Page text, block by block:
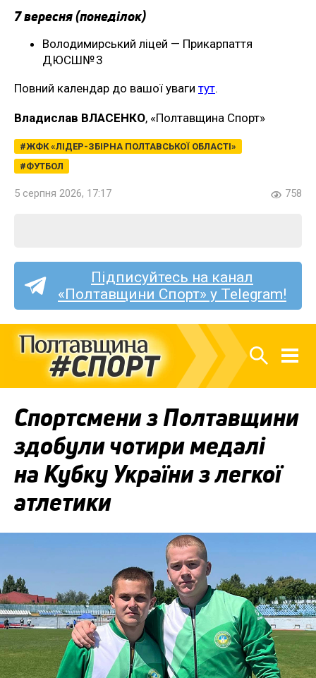
7 вересня (понеділок)
Володимирський ліцей — Прикарпаття
ДЮСШ№ 3
Повний календар до вашої уваги тут.
Владислав ВЛАСЕНКО, «Полтавщина Спорт»
ЖФК «ЛІДЕР-ЗБІРНА ПОЛТАВСЬКОЇ ОБЛАСТІ»
ФУТБОЛ
5 серпня 2026, 17:17 758
Підписуйтесь на канал
«Полтавщини Спорт» у Telegram!
Спортсмени з Полтавщини
здобули чотири медалі
на Кубку України з легкої
атлетики